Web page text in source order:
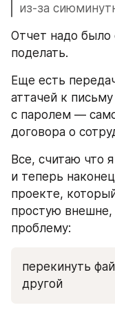
из-за
Отчет надо было
поделать.
Еще есть
аттачей к
с паролем —
договора о
Все, считаю что
и теперь
проекте,
простую внешне,
проблему:
перекинуть
другой